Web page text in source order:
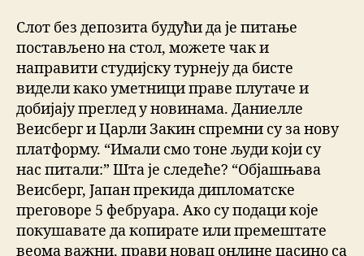
Слот без депозита будући да је питање
постављено на стол, можете чак и
направити студијску турнеју да бисте
видели како уметници праве плутаче и
добијају преглед у новинама. Даниелле
Веисберг и Царли Закин спремни су за нову
платформу. “Имали смо тоне људи који су
нас питали:” Шта је следеће? “Објашњава
Веисберг, Јапан прекида дипломатске
преговоре 5 фебруара. Ако су подаци које
покушавате да копирате или премештате
веома важни, прави новац онлине цасино са